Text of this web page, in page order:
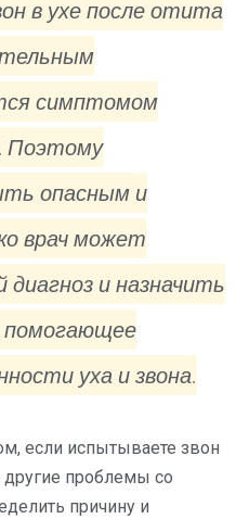
в ухе после отита
симптомом
Поэтому
опасным и
врач может
и назначить
помогающее
уха и звона.
если испытываете звон
проблемы со
причину и